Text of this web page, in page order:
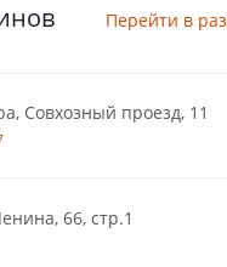
Перейти в
Совхозный проезд, 11
66, стр.1